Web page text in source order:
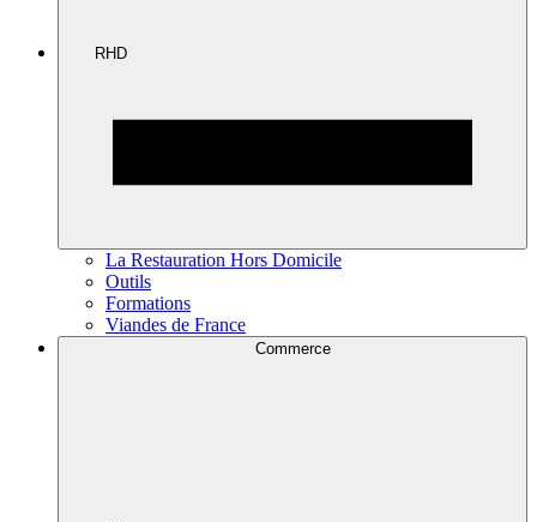
RHD
La Restauration Hors Domicile
Outils
Formations
Viandes de France
Commerce